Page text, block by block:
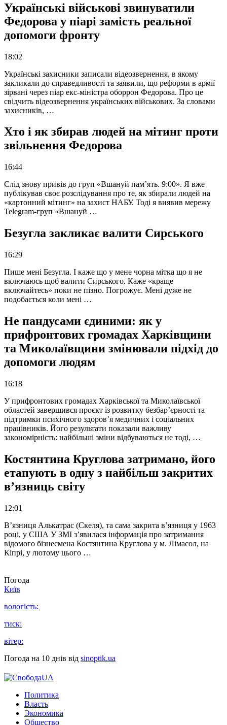
Українські військові звинуватили
Федорова у піарі замість реальної
допомоги фронту
18:02
Українські захисники записали відеозвернення, в якому
закликали до справедливості та заявили, що реформи в армії
зірвані через піар екс-міністра оборрон Федорова. Про це
свідчить відеозвернення українських військових. За словами
захисників, …
Хто і як збирав людей на мітинг проти
звільнення Федорова
16:44
Слід знову привів до груп «Вшануй пам’ять. 9:00». Я вже
публікував своє розслідування про те, як збирали людей на
«картонний мітинг» на захист НАБУ. Тоді я виявив мережу
Telegram-груп «Вшануй …
Безугла закликає валити Сирського
16:29
Пише мені Безугла. І каже що у мене чорна мітка що я не
включаюсь щоб валити Сирського. Каже «краще
включайтесь» поки не пізно. Погрожує. Мені дуже не
подобається коли мені …
Не пандусами єдиними: як у
прифронтових громадах Харківщини
та Миколаївщини змінювали підхід до
допомоги людям
16:18
У прифронтових громадах Харківської та Миколаївської
областей завершився проєкт із розвитку безбар’єрності та
підтримки психічного здоров’я медичних і соціальних
працівників. Його результати показали важливу
закономірність: найбільші зміни відбуваються не тоді, …
Костянтина Круглова затримано, його
етапують в одну з найбільш закритих
в’язниць світу
12:01
В’язниця Алькатрас (Скеля), та сама закрита в’язниця у 1963
році, у США У ЗМІ з’явилася інформація про затримання
відомого бізнесмена Костянтина Круглова у м. Лімасол, на
Кіпрі, у лютому цього …
Погода
Київ
вологість:
тиск:
вітер:
Погода на 10 днів від sinoptik.ua
Политика
Власть
Экономика
Общество